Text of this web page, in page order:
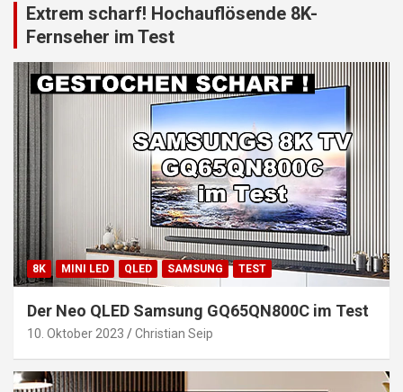
Extrem scharf! Hochauflösende 8K-
Fernseher im Test
8K MINI LED QLED SAMSUNG TEST
Der Neo QLED Samsung GQ65QN800C im Test
10. Oktober 2023 Christian Seip